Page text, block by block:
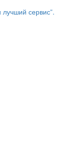
сервис”.